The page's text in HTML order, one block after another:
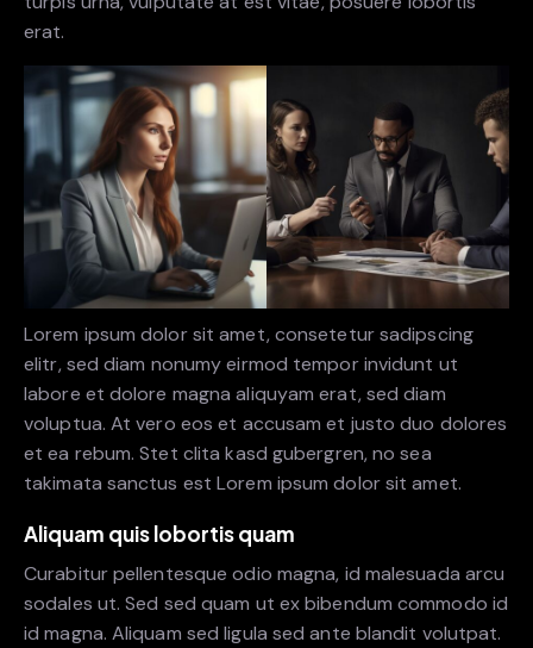
erat.
Lorem ipsum dolor sit amet, consetetur sadipscing
elitr, sed diam nonumy eirmod tempor invidunt ut
labore et dolore magna aliquyam erat, sed diam
voluptua. At vero eos et accusam et justo duo dolores
et ea rebum. Stet clita kasd gubergren, no sea
takimata sanctus est Lorem ipsum dolor sit amet.
Aliquam quis lobortis quam
Curabitur pellentesque odio magna, id malesuada arcu
sodales ut. Sed sed quam ut ex bibendum commodo id
id magna. Aliquam sed ligula sed ante blandit volutpat.